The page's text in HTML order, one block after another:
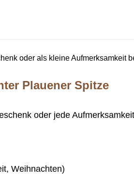
oder als kleine Aufmerksamkeit
Plauener Spitze
oder jede
Weihnachten)